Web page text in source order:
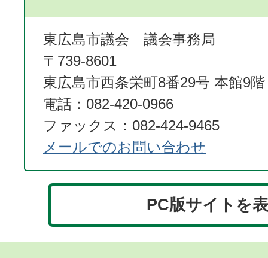
東広島市議会 議会事務局
〒739-8601
東広島市西条栄町8番29号 本館9階
電話：082-420-0966
ファックス：082-424-9465
メールでのお問い合わせ
PC版サイトを